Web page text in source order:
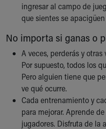
ingresar al campo de
que sientes se
No importa si ganas o
A veces, perderás y otras
Por supuesto, todos los
Pero alguien tiene que
ve qué ocurre.
Cada entrenamiento y
para mejorar. Aprende
jugadores. Disfruta de la